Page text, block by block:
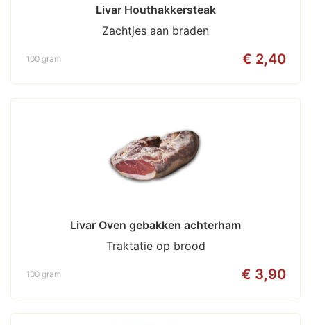
Livar Houthakkersteak
Zachtjes aan braden
€ 2,40
100 gram
Livar Oven gebakken achterham
Traktatie op brood
€ 3,90
100 gram